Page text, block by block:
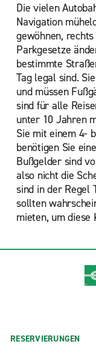
Die vielen
Navigation
gewöhnen,
Parkgesetze
bestimmte
Tag legal sind.
und müssen
sind für alle
unter 10 Jahren
Sie mit einem 4-
benötigen Sie
Bußgelder sind
also nicht die
sind in der Regel
sollten
mieten, um diese
RESERVIERUNGEN